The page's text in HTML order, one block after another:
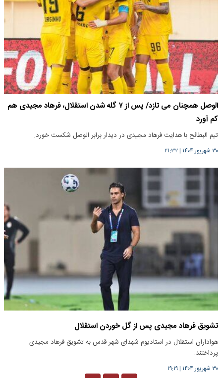
الوصل همچنان می تازد/ پس از ۷ گله شدن استقلال، فرهاد مجیدی هم
کم آورد
تیم البطائح با هدایت فرهاد مجیدی در دیدار برابر الوصل شکست خورد.
۳۰ شهریور ۱۴۰۴ |۲۱:۳۲
تشویق فرهاد مجیدی پس از گل خوردن استقلال
هواداران استقلال در استادیوم شهدای شهر قدس به تشویق فرهاد مجیدی
پرداختند.
۳۰ شهریور ۱۴۰۴ |۱۹:۱۹